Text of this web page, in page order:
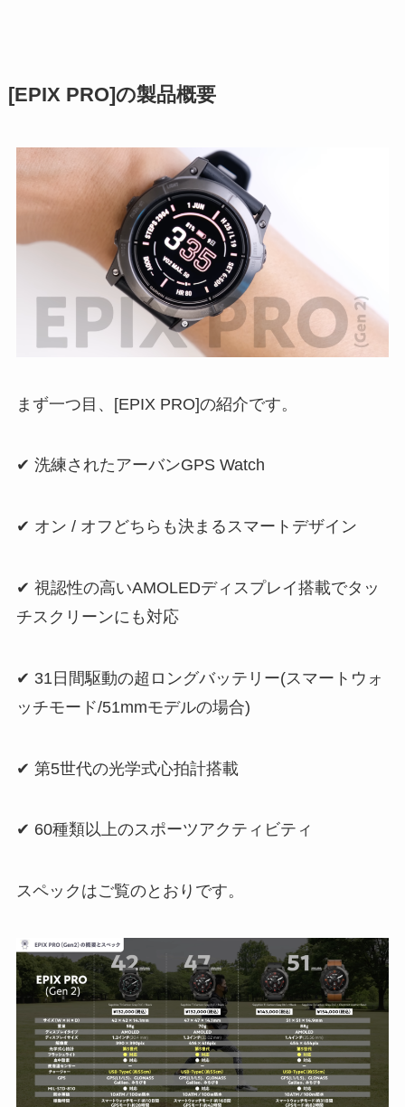
[EPIX PRO]の製品概要
まず一つ目、[EPIX PRO]の紹介です。
✔︎ 洗練されたアーバンGPS Watch
✔︎ オン / オフどちらも決まるスマートデザイン
✔︎ 視認性の高いAMOLEDディスプレイ搭載でタッ
チスクリーンにも対応
✔︎ 31日間駆動の超ロングバッテリー(スマートウォ
ッチモード/51mmモデルの場合)
✔︎ 第5世代の光学式心拍計搭載
✔︎ 60種類以上のスポーツアクティビティ
スペックはご覧のとおりです。